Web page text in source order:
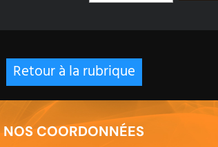
Retour à la rubrique
NOS COORDONNÉES